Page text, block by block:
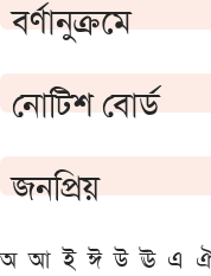
বর্ণানুক্রমে
নোটিশ বোর্ড
জনপ্রিয়
অ আ ই ঈ উ ঊ এ ঐ